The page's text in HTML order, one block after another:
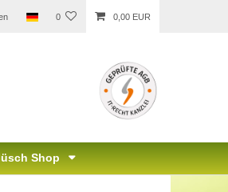
0 0,00 EUR
Shop